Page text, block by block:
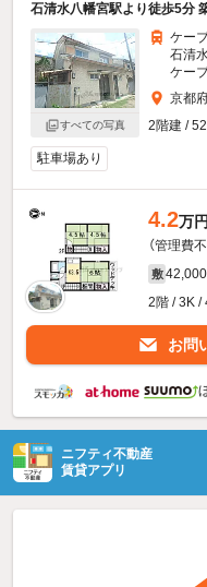
石清水八幡宮駅より徒歩5分
すべての写真
ケー
石清
ケー
京都
2階建 /
駐車場あり
4.2万円
（管理費不
敷
2階 / 3K /
お問
ニフティ不動産
賃貸アプリ